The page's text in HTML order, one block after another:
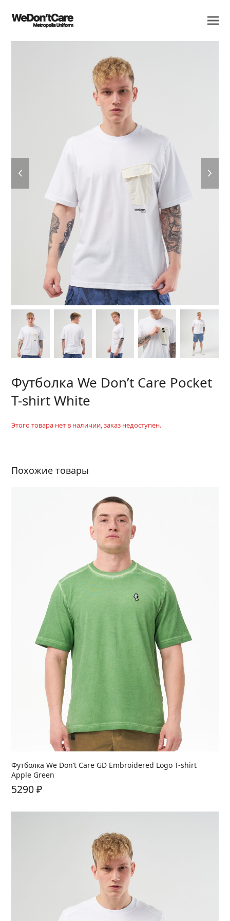
slide
slide
Футболка We Don’t Care Pocket
T-shirt White
Этого товара нет в наличии, заказ недоступен.
Похожие товары
Футболка We Don’t Care GD Embroidered Logo T-shirt
Apple Green
5290₽